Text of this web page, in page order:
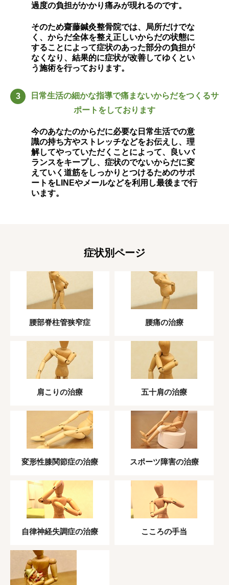
過度の負担がかかり痛みが現れるのです。
そのため齋藤鍼灸整骨院では、局所だけでな
く、からだ全体を整え正しいからだの状態に
することによって症状のあった部分の負担が
なくなり、結果的に症状が改善してゆくとい
う施術を行っております。
3
日常生活の細かな指導で痛まないからだをつくるサ
ポートをしております
今のあなたのからだに必要な日常生活での意
識の持ち方やストレッチなどをお伝えし、理
解してやっていただくことによって、良いバ
ランスをキープし、症状のでないからだに変
えていく道筋をしっかりとつけるためのサポ
ートをLINEやメールなどを利用し最後まで行
います。
症状別ページ
腰部脊柱管狭窄症 腰痛の治療
肩こりの治療 五十肩の治療
変形性膝関節症の治療 スポーツ障害の治療
自律神経失調症の治療 こころの手当